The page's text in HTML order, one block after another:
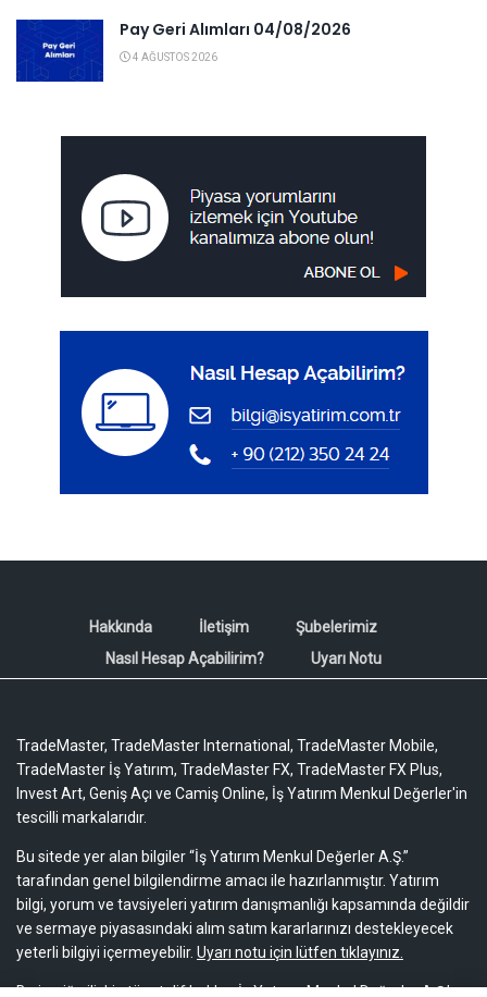
Pay Geri Alımları 04/08/2026
4 AĞUSTOS 2026
Hakkında İletişim
Şubelerimiz
Nasıl Hesap Açabilirim?
Uyarı Notu
TradeMaster, TradeMaster International, TradeMaster Mobile,
TradeMaster İş Yatırım, TradeMaster FX, TradeMaster FX Plus,
Invest Art, Geniş Açı ve Camiş Online, İş Yatırım Menkul Değerler'in
tescilli markalarıdır.
Bu sitede yer alan bilgiler “İş Yatırım Menkul Değerler A.Ş.”
tarafından genel bilgilendirme amacı ile hazırlanmıştır. Yatırım
bilgi, yorum ve tavsiyeleri yatırım danışmanlığı kapsamında değildir
ve sermaye piyasasındaki alım satım kararlarınızı destekleyecek
yeterli bilgiyi içermeyebilir. Uyarı notu için lütfen tıklayınız.
Bu içeriğe ilişkin tüm telif hakları İş Yatırım Menkul Değerler A.Ş.’ye